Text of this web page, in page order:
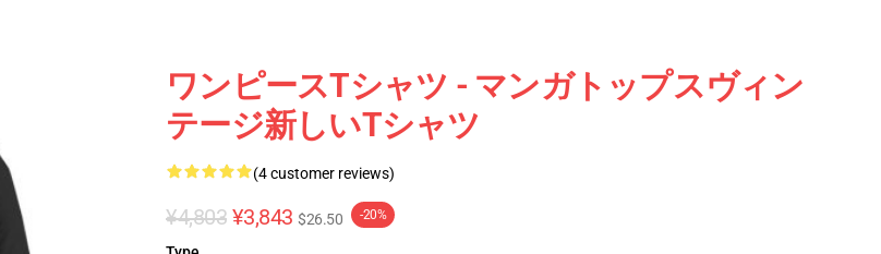
ワンピースTシャツ - マンガトップスヴィン
テージ新しいTシャツ
(4 customer reviews)
¥4,803 ¥3,843 $26.50 -20%